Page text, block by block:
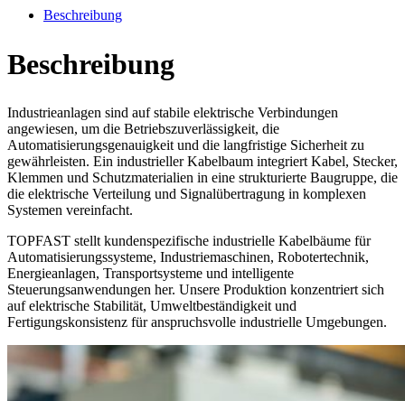
Beschreibung
Beschreibung
Industrieanlagen sind auf stabile elektrische Verbindungen
angewiesen, um die Betriebszuverlässigkeit, die
Automatisierungsgenauigkeit und die langfristige Sicherheit zu
gewährleisten. Ein industrieller Kabelbaum integriert Kabel, Stecker,
Klemmen und Schutzmaterialien in eine strukturierte Baugruppe, die
die elektrische Verteilung und Signalübertragung in komplexen
Systemen vereinfacht.
TOPFAST stellt kundenspezifische industrielle Kabelbäume für
Automatisierungssysteme, Industriemaschinen, Robotertechnik,
Energieanlagen, Transportsysteme und intelligente
Steuerungsanwendungen her. Unsere Produktion konzentriert sich
auf elektrische Stabilität, Umweltbeständigkeit und
Fertigungskonsistenz für anspruchsvolle industrielle Umgebungen.